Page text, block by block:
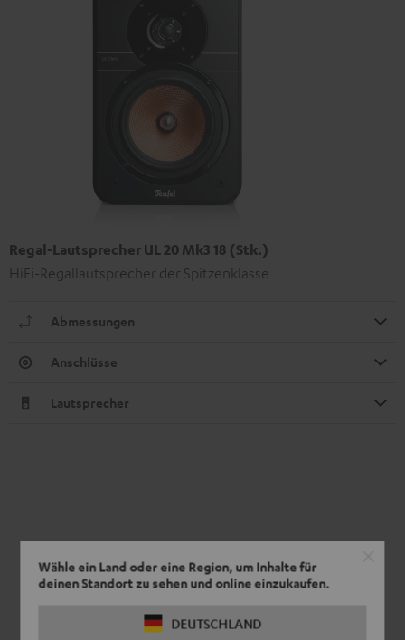
Wähle ein Land oder eine Region, um Inhalte für
deinen Standort zu sehen und online einzukaufen.
DEUTSCHLAND
Regal-Lautsprecher UL 20 Mk3 18 (Stk.)
HiFi-Regallautsprecher der Spitzenklasse
Abmessungen
Anschlüsse
Lautsprecher